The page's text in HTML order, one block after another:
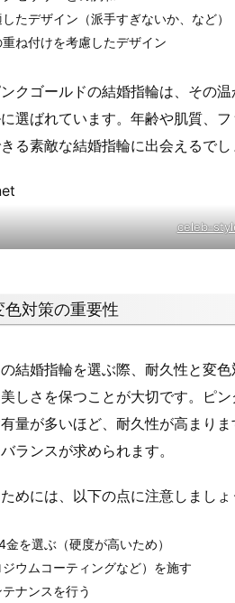
たデザイン（派手すぎないか、など）
ね付けを考慮したデザイン
クゴールドの結婚指輪は、その
選ばれています。年齢や肌質、
る素敵な結婚指輪に出会えるでし
celeb-
色対策の重要性
結婚指輪を選ぶ際、耐久性と変
しさを保つことが大切です。ピ
量が多いほど、耐久性が高まり
ランスが求められます。
めには、以下の点に注意しましょ
を選ぶ（硬度が高いため）
ウムコーティングなど）を施す
ナンスを行う